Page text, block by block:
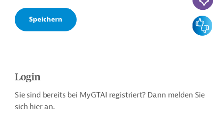
Login
Sie sind bereits bei MyGTAI registriert? Dann melden Sie
sich hier an.